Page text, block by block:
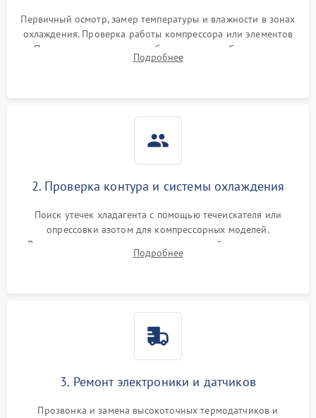
Первичный осмотр, замер температуры и влажности в зонах
охлаждения. Проверка работы компрессора или элементов
Пельтье, оценка уровня вибрации и шума. Считывание
ошибок с модуля управления.
Подробнее
2. Проверка контура и системы охлаждения
Поиск утечек хладагента с помощью течеискателя или
опрессовки азотом для компрессорных моделей.
Диагностика термоэлектрических модулей, радиаторов и
кулеров на предмет перегрева или выхода из строя.
Подробнее
3. Ремонт электроники и датчиков
Прозвонка и замена высокоточных термодатчиков и